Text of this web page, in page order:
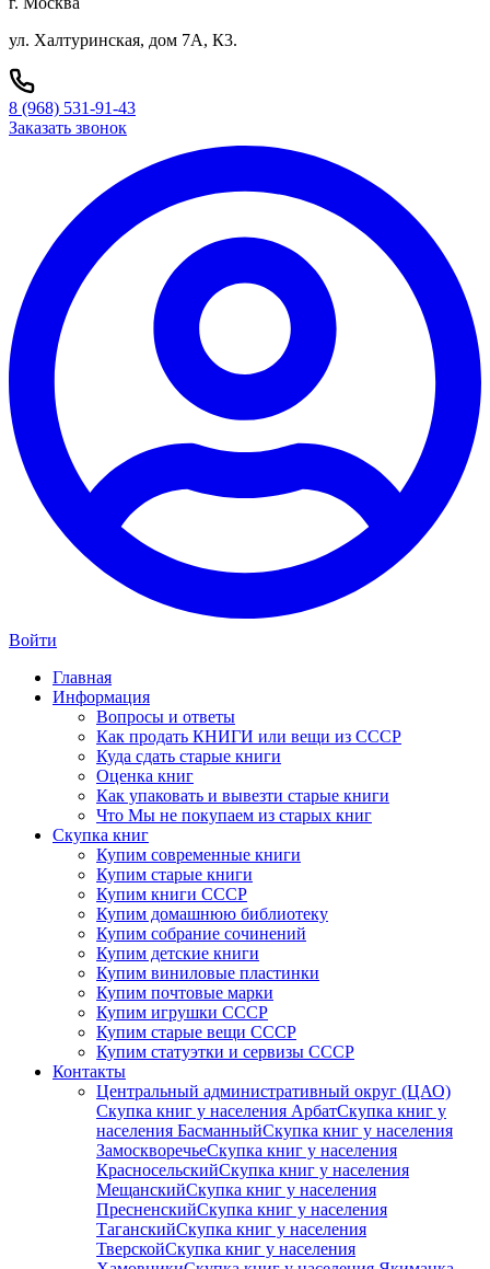
ул. Халтуринская, дом 7А, К3.
8 (968) 531-91-43
Заказать звонок
Войти
Главная
Информация
Вопросы и ответы
Как продать КНИГИ или вещи из СССР
Куда сдать старые книги
Оценка книг
Как упаковать и вывезти старые книги
Что Мы не покупаем из старых книг
Скупка книг
Купим современные книги
Купим старые книги
Купим книги СССР
Купим домашнюю библиотеку
Купим собрание сочинений
Купим детские книги
Купим виниловые пластинки
Купим почтовые марки
Купим игрушки СССР
Купим старые вещи СССР
Купим статуэтки и сервизы СССР
Контакты
Центральный административный округ (ЦАО)
Скупка книг у населения АрбатСкупка книг у
населения БасманныйСкупка книг у населения
ЗамоскворечьеСкупка книг у населения
КрасносельскийСкупка книг у населения
МещанскийСкупка книг у населения
ПресненскийСкупка книг у населения
ТаганскийСкупка книг у населения
ТверскойСкупка книг у населения